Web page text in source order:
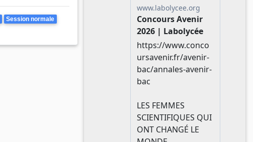
Rattrapages
Session normale